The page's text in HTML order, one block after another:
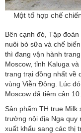
Một tổ hợp chế
Bên cạnh đó, Tập
nuôi bò sữa và chế
thì đang vận hành
Moscow, tỉnh Kaluga
trang trại đồng nhất về
vùng Viễn Đông. Lúc
Moscow đã tiệm cận
Sản phẩm TH true Milk
trường nội địa Nga quy
xuất khẩu sang các thị